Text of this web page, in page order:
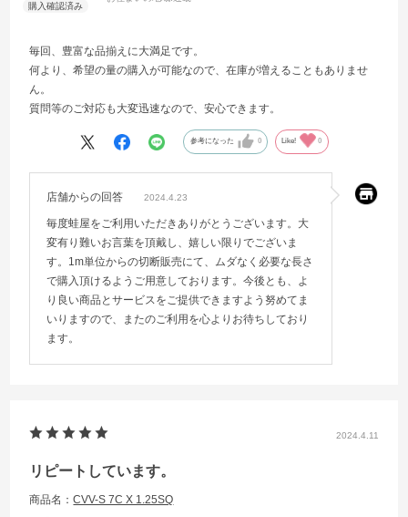
毎回、豊富な品揃えに大満足です。
何より、希望の量の購入が可能なので、在庫が増えることもありませ
ん。
質問等のご対応も大変迅速なので、安心できます。
参考になった 0 Like! 0
店舗からの回答 2024.4.23
毎度蛙屋をご利用いただきありがとうございます。大
変有り難いお言葉を頂戴し、嬉しい限りでございま
す。1m単位からの切断販売にて、ムダなく必要な長さ
で購入頂けるようご用意しております。今後とも、よ
り良い商品とサービスをご提供できますよう努めてま
いりますので、またのご利用を心よりお待ちしており
ます。
2024.4.11
リピートしています。
商品名：CVV-S 7C X 1.25SQ